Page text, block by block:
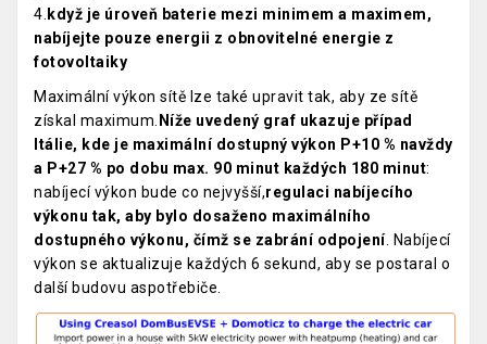
4. když je úroveň baterie mezi minimem a maximem,
nabíjejte pouze energii z obnovitelné energie z
fotovoltaiky
Maximální výkon sítě lze také upravit tak, aby ze sítě
získal maximum. Níže uvedený graf ukazuje případ
Itálie, kde je maximální dostupný výkon P+10 % navždy
a P+27 % po dobu max. 90 minut každých 180 minut:
nabíjecí výkon bude co nejvyšší,regulaci nabíjecího
výkonu tak, aby bylo dosaženo maximálního
dostupného výkonu, čímž se zabrání odpojení. Nabíjecí
výkon se aktualizuje každých 6 sekund, aby se postaral o
další budovu aspotřebiče.